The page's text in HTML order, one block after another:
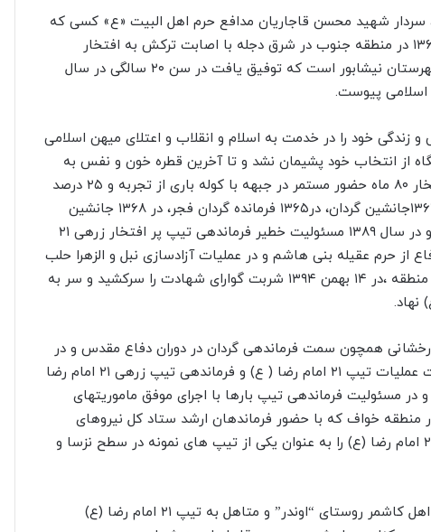
شهید محسن قاجاریان مدافع حرم اهل البیت «ع» کسی که
جانباز و یادگار دفاع مقدس است و در سال ۱۳۶۳ در منطقه جنوب در شرق دجله با اصابت ترکش به افتخار
جانبازی نائل آمد . این مرد بزرگ متولد ۱۳۴۱ شهرستان نیشابور است که توفیق یافت در سن ۲۰ سالگی در سال
دوران جوانی و زندگی خود را در خدمت به اسلام و انقلاب و اعتلای میهن اسلامی
از انتخاب خود پشیمان نشد و تا آخرین قطره خون و نفس به
آرمان های انقلاب اسلامی وفادار ماند و با افتخار ۸۰ ماه حضور مستمر در جبهه با کوله باری از تجربه و ۲۵ درصد
جانبازی ، در سال ۱۳۶۲ فرمانده گروهان و در ۱۳۶۳جانشین گردان، در۱۳۶۵ فرمانده گردان فجر، در ۱۳۶۸ جانشین
عملیات تیپ، سال ۱۳۷۹ مسئول عملیات تیپ و در سال ۱۳۸۹ مسئولیت خطیر فرماندهی ﺗﯿﭗ پر افتخار زرهی ۲۱
از حرم عقیله بنی هاشم و در عملیات آزادسازی نبل و الزهرا حلب
سوریه و شکستن محاصره شیعیان مظلوم این منطقه ،در ۱۴ بهمن ۱۳۹۴ شربت گوارای شهادت را سرکشید و سر به
نهاد.
همچون سمت فرماندهی گردان در دوران دفاع مقدس و در
سالهای پس از جنگ تحمیلی مسئولیت ﻣﻌﺎﻭﻧﺖ ﻋﻤﻠﯿﺎﺕ ﺗﯿﭗ ۲۱ ﺍﻣﺎﻡ ﺭﺿﺎ ‏( ﻉ‏) و فرماندهی تیپ زرهی ۲۱ امام رضا
در مسئولیت فرماندهی تیپ بارها با اجرای موفق ماموریتهای
خواف که با حضور فرماندهان ارشد ستاد کل نیروهای
مسلح ، ارتش و سپاه برگزار گردید تیپ زرهی ۲۱ امام رضا (ع) را به عنوان یکی از تیپ های نمونه در سطح نزسا و
همچنین سروان شهید رضایی نیز متولد ۱۳۶۵ اهل کاشمر روستای “اوندر” و متاهل به تیپ ۲۱ امام رضا (ع)